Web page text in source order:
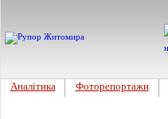
Аналітика Фоторепортажи